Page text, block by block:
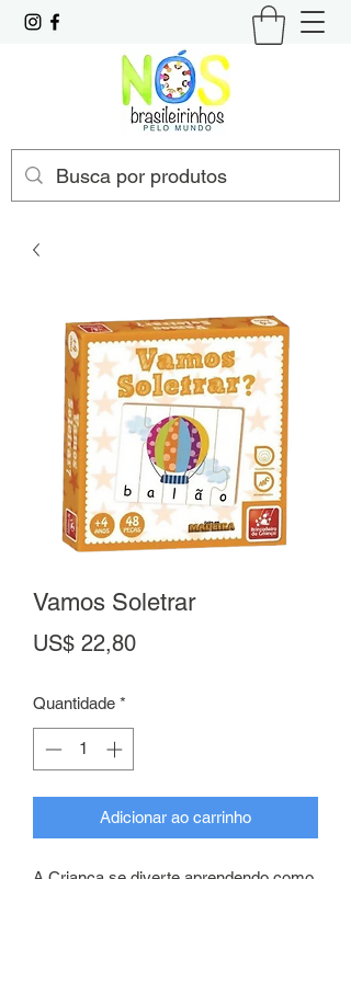
Vamos Soletrar
US$ 22,80Preço
Quantidade *
Adicionar ao carrinho
A Criança se diverte aprendendo como